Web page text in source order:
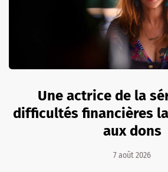
Une actrice de la
difficultés financières
aux dons
7 août 2026